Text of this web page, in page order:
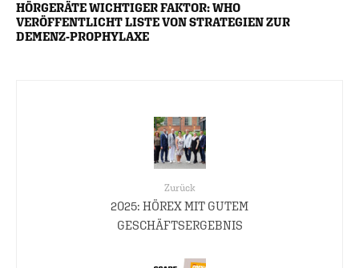
HÖRGERÄTE WICHTIGER FAKTOR: WHO
VERÖFFENTLICHT LISTE VON STRATEGIEN ZUR
DEMENZ-PROPHYLAXE
Zurück
2025: HÖREX MIT GUTEM
GESCHÄFTSERGEBNIS